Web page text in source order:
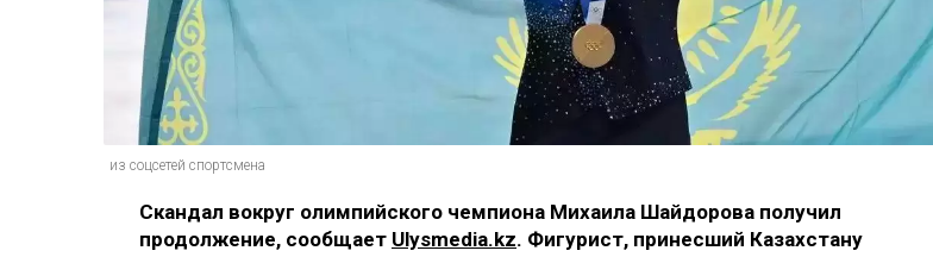
из соцсетей спортсмена
Скандал вокруг олимпийского чемпиона Михаила Шайдорова получил
продолжение, сообщает Ulysmedia.kz. Фигурист, принесший Казахстану